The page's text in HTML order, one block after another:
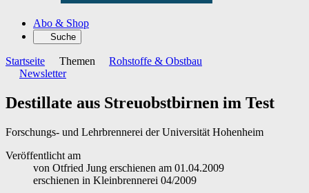
Abo & Shop
Suche
Startseite Themen
Rohstoffe & Obstbau
Newsletter
Destillate aus Streuobstbirnen im Test
Forschungs- und Lehrbrennerei der Universität Hohenheim
Veröffentlicht am
von Otfried Jung erschienen am 01.04.2009
erschienen in Kleinbrennerei 04/2009